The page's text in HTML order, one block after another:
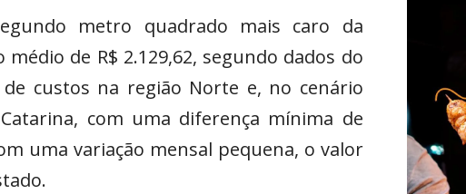
metro quadrado mais caro da
de R$ 2.129,62, segundo dados do
custos na região Norte e, no cenário
com uma diferença mínima de
uma variação mensal pequena, o valor